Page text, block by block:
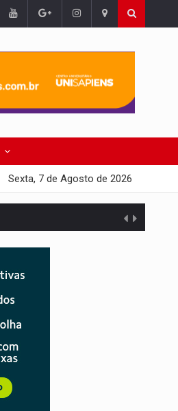
Sexta, 7 de Agosto de 2026